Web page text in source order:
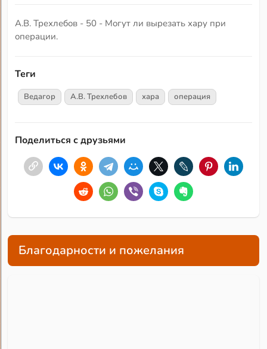
А.В. Трехлебов - 50 - Могут ли вырезать хару при
операции.
Теги
Ведагор А.В. Трехлебов хара операция
Поделиться с друзьями
Благодарности и пожелания